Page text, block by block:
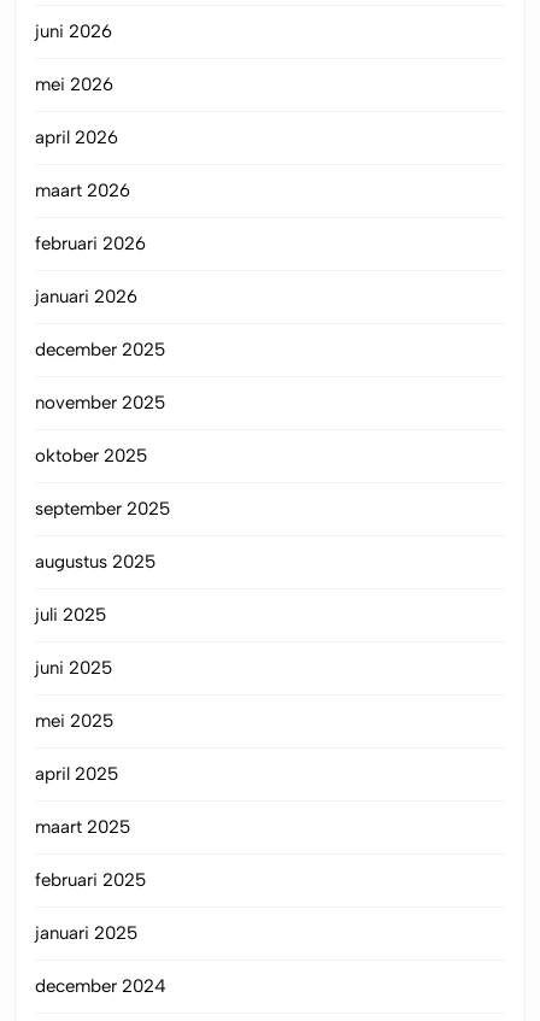
juni 2026
mei 2026
april 2026
maart 2026
februari 2026
januari 2026
december 2025
november 2025
oktober 2025
september 2025
augustus 2025
juli 2025
juni 2025
mei 2025
april 2025
maart 2025
februari 2025
januari 2025
december 2024